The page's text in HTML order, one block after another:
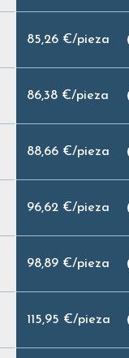
85,26 €/pieza
86,38 €/pieza
88,66 €/pieza
96,62 €/pieza
98,89 €/pieza
115,95 €/pieza